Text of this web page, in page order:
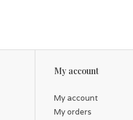
My account
My account
My orders